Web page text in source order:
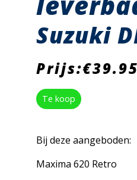
Suzuki
Te koop
Bij deze aangeboden:
Maxima 620 Retro